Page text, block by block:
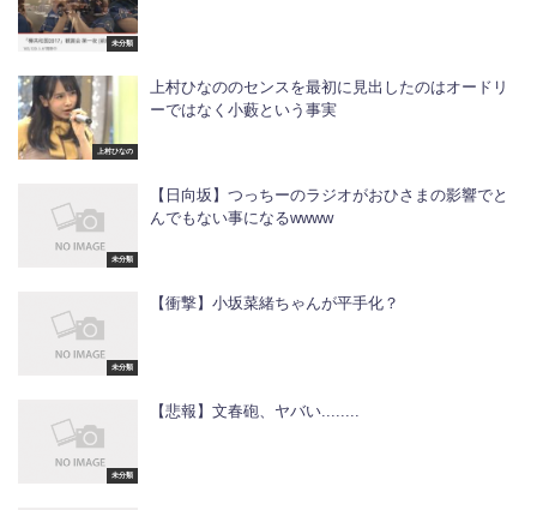
未分類
上村ひなの
上村ひなののセンスを最初に見出したのはオードリ
ーではなく小藪という事実
未分類
【日向坂】つっちーのラジオがおひさまの影響でと
んでもない事になるwwww
未分類
【衝撃】小坂菜緒ちゃんが平手化？
未分類
【悲報】文春砲、ヤバい........